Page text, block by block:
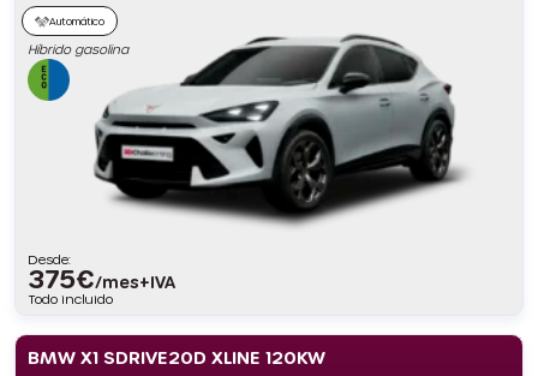
Automático
Híbrido gasolina
Desde:
375€/mes+IVA
Todo incluido
BMW X1 SDRIVE20D XLINE 120KW